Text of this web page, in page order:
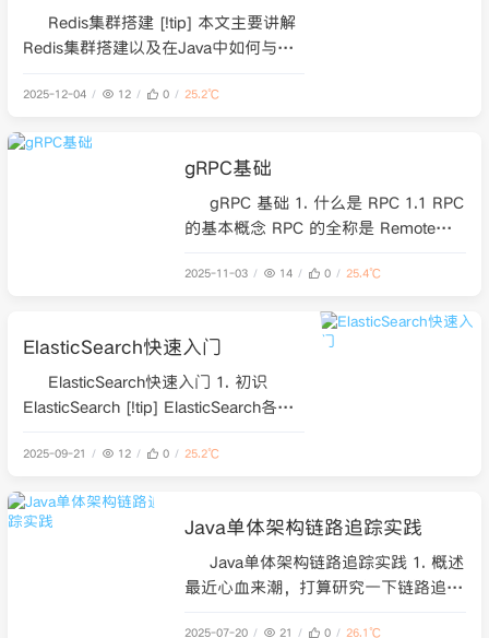
装。 WAR安
Redis集群搭建 [!tip] 本文主要讲解
Redis集群搭建以及在Java中如何与
为涉及到集群，要起多个Redis实例，
应用做的。 我使用的云应用是雨云这
家的，点击此处推广链接直达，且有优
惠。 在正式开始之前，Red
2025-12-04 12 0 25.2℃
gRPC基础
gRPC 基础 1. 什么是 RPC 1.1 RPC
的基本概念 RPC 的全称是 Remote
调用。 远程过程调用可以拆分为：
“过程”你可以理解为函数、方法。比
如在你的代码里，你写了一个函数：int
result
2025-11-03 14 0 25.4℃
ElasticSearch快速入门
ElasticSearch快速入门 1. 初识
ElasticSearch [!tip] ElasticSearch各个
档。 学习参考文档： ElasticSearch
Data Elasticsearch
2025-09-21 12 0 25.2℃
Java单体架构链路追踪实践
Java单体架构链路追踪实践 1. 概述
最近心血来潮，打算研究一下链路追
2025-07-20 21 0 26.1℃